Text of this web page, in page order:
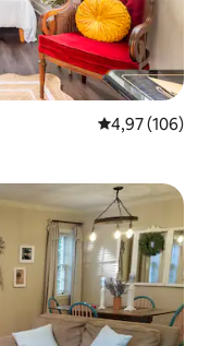
Gemiddelde
4,97 (106)